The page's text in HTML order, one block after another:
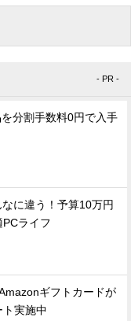
- PR -
分割手数料0円で入手
なに違う！予算10万円
ライフ
ギフトカードが
ト実施中